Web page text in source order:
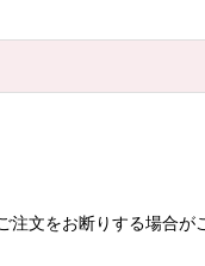
文をお断りする場合が